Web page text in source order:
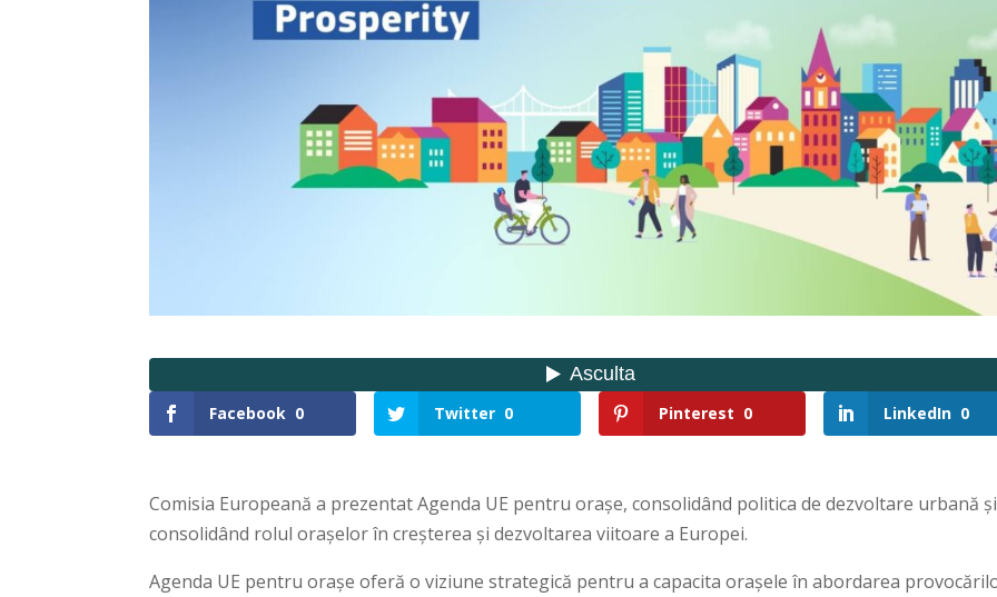
Facebook 0 Twitter 0 Pinterest 0 LinkedIn 0
Comisia Europeană a prezentat Agenda UE pentru orașe, consolidând politica de dezvoltare urbană și
consolidând rolul orașelor în creșterea și dezvoltarea viitoare a Europei.
Agenda UE pentru orașe oferă o viziune strategică pentru a capacita orașele în abordarea